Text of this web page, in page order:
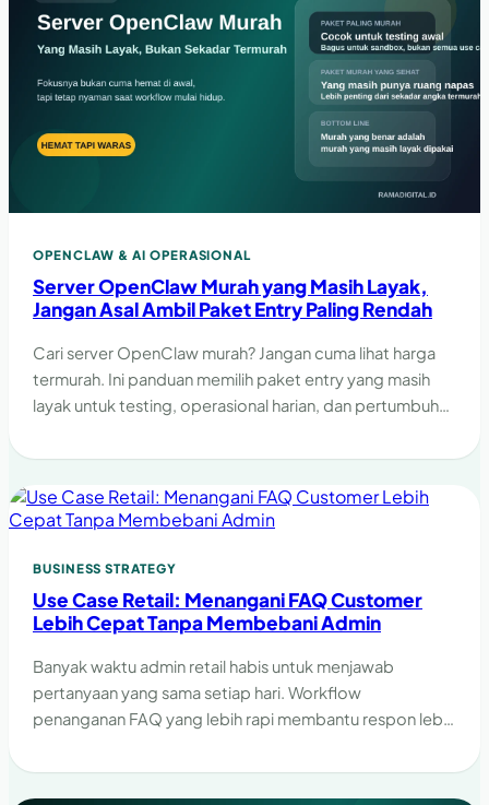
OPENCLAW & AI OPERASIONAL
Server OpenClaw Murah yang Masih Layak,
Jangan Asal Ambil Paket Entry Paling Rendah
Cari server OpenClaw murah? Jangan cuma lihat harga
termurah. Ini panduan memilih paket entry yang masih
layak untuk testing, operasional harian, dan pertumbuhan
BUSINESS STRATEGY
Use Case Retail: Menangani FAQ Customer
Lebih Cepat Tanpa Membebani Admin
Banyak waktu admin retail habis untuk menjawab
pertanyaan yang sama setiap hari. Workflow
penanganan FAQ yang lebih rapi membantu respon lebih